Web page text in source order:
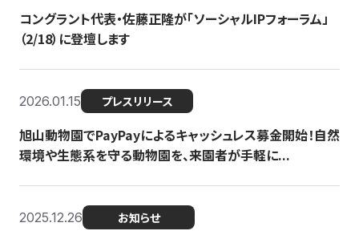
コングラント代表・佐藤正隆が「ソーシャルIPフォーラム」
（2/18）に登壇します
2026.01.15 プレスリリース
旭山動物園でPayPayによるキャッシュレス募金開始！自然
環境や生態系を守る動物園を、来園者が手軽に...
2025.12.26 お知らせ